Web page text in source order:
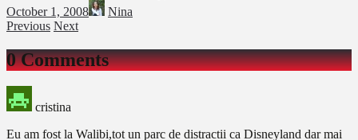
October 1, 2008
Nina
Previous Next
0 Comments
cristina
Eu am fost la Walibi,tot un parc de distractii ca Disneyland dar mai